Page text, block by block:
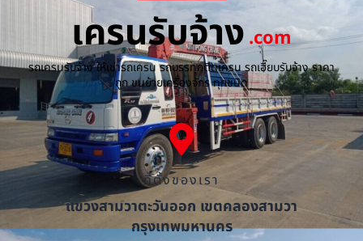
เครนรับจ้าง.com
รถเครนรับจ้าง ให้เช่ารถเครน รถบรรทุกติดเครน รถเฮี๊ยบรับจ้าง ราคา
ถูก ขนย้ายเครื่องจักร ทุกชนิด
ที่ตั้งของเรา
แขวงสามวาตะวันออก เขตคลองสามวา
กรุงเทพมหานคร